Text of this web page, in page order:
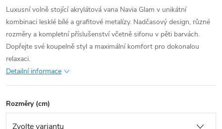
Luxusní volně stojící akrylátová vana Navia Glam v unikátní
kombinaci lesklé bílé a grafitové metalízy. Nadčasový design, různé
rozměry a kompletní příslušenství včetně sifonu v pěti barvách.
Dopřejte své koupelně styl a maximální komfort pro dokonalou
relaxaci.
Detailní informace
Rozměry (cm)